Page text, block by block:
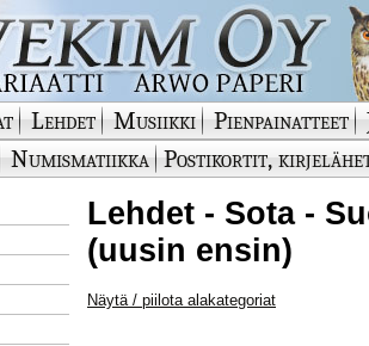
Lehdet Musiikki Pienpainatteet
Numismatiikka Postikortit,
Lehdet - Sota -
(uusin ensin)
Näytä / piilota alakategoriat